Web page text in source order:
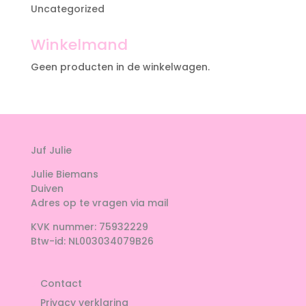
Uncategorized
Winkelmand
Geen producten in de winkelwagen.
Juf Julie
Julie Biemans
Duiven
Adres op te vragen via mail
KVK nummer: 75932229
Btw-id: NL003034079B26
Contact
Privacy verklaring